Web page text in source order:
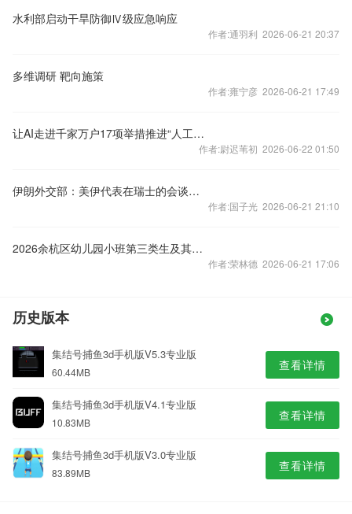
水利部启动干旱防御Ⅳ级应急响应
作者:通羽利 2026-06-21 20:37
多维调研 靶向施策
作者:雍宁彦 2026-06-21 17:49
让AI走进千家万户17项举措推进“人工智能+消费”发展
作者:尉迟苇初 2026-06-22 01:50
伊朗外交部：美伊代表在瑞士的会谈将持续一天
作者:国子光 2026-06-21 21:10
2026余杭区幼儿园小班第三类生及其他类填报
作者:荣林德 2026-06-21 17:06
历史版本
集结号捕鱼3d手机版V5.3专业版
60.44MB 查看详情
集结号捕鱼3d手机版V4.1专业版
10.83MB 查看详情
集结号捕鱼3d手机版V3.0专业版
83.89MB 查看详情